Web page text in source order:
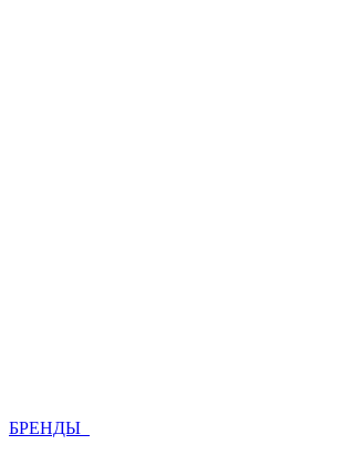
БРЕНДЫ